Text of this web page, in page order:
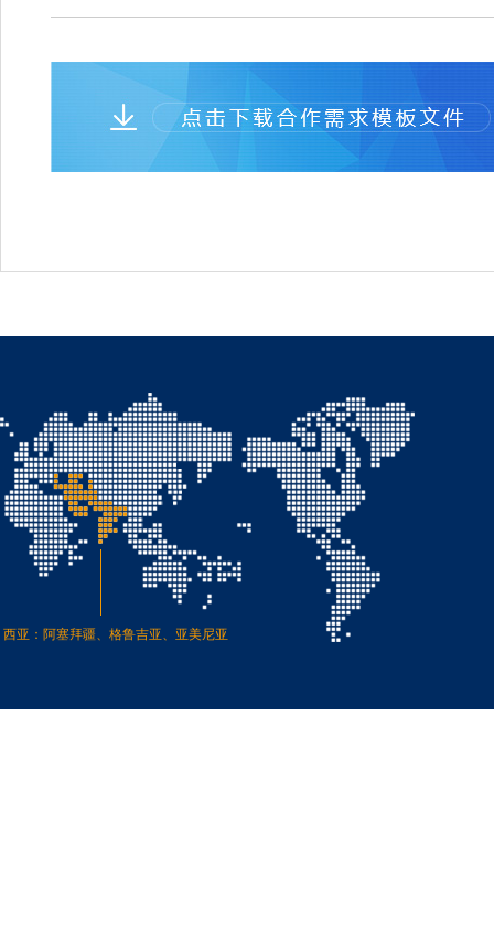
西亚：阿塞拜疆、格鲁吉亚、亚美尼亚